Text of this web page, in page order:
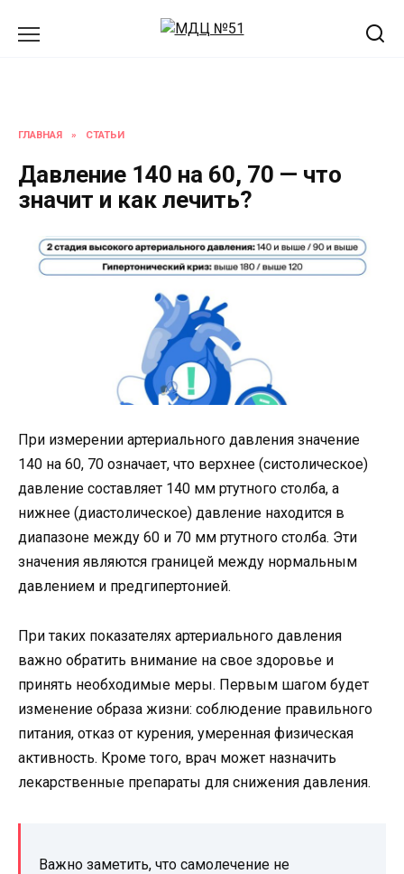
ГЛАВНАЯ » СТАТЬИ
Давление 140 на 60, 70 — что
значит и как лечить?
При измерении артериального давления значение
140 на 60, 70 означает, что верхнее (систолическое)
давление составляет 140 мм ртутного столба, а
нижнее (диастолическое) давление находится в
диапазоне между 60 и 70 мм ртутного столба. Эти
значения являются границей между нормальным
давлением и предгипертонией.
При таких показателях артериального давления
важно обратить внимание на свое здоровье и
принять необходимые меры. Первым шагом будет
изменение образа жизни: соблюдение правильного
питания, отказ от курения, умеренная физическая
активность. Кроме того, врач может назначить
лекарственные препараты для снижения давления.
Важно заметить, что самолечение не